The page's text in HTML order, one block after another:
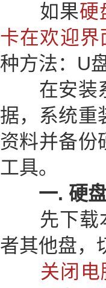
如果硬
卡在欢迎
种方法：U
在安装系
据，系统重
资料并备份
工具。
一. 硬盘
先下载本
者其他盘，
关闭